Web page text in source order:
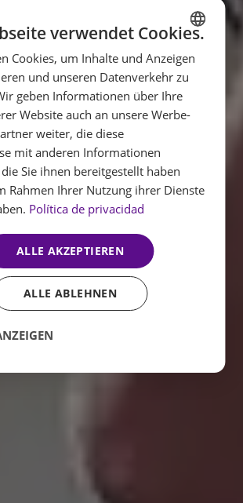
SPANISH
FRENCH
verwendet Cookies.
Cookies, um Inhalte und Anzeigen
und unseren Datenverkehr zu
geben Informationen über Ihre
Website auch an unsere Werbe-
weiter, die diese
mit anderen Informationen
Sie ihnen bereitgestellt haben
Rahmen Ihrer Nutzung ihrer Dienste
Política de privacidad
ALLE AKZEPTIEREN
ALLE ABLEHNEN